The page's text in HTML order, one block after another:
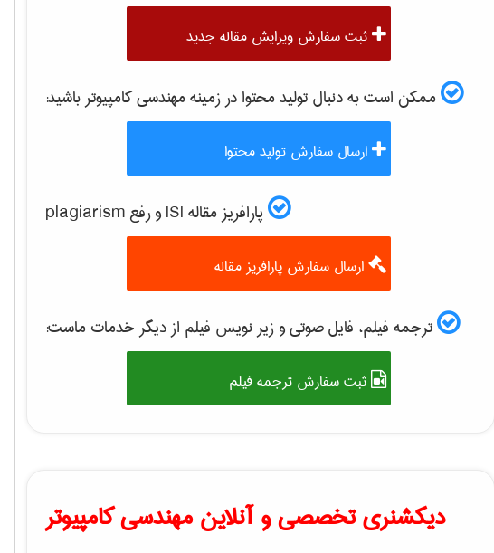
ثبت سفارش ویرایش مقاله جدید
ممکن است به دنبال تولید محتوا در زمینهمهندسی كامپيوترباشید:
ارسال سفارش تولید محتوا
پارافریز مقاله ISI و رفع plagiarism
ارسال سفارش پارافریز مقاله
ترجمه فیلم، فایل صوتی و زیر نویس فیلم از دیگر خدمات ماست:
ثبت سفارش ترجمه فیلم
دیکشنری تخصصی و آنلاین مهندسی کامپیوتر